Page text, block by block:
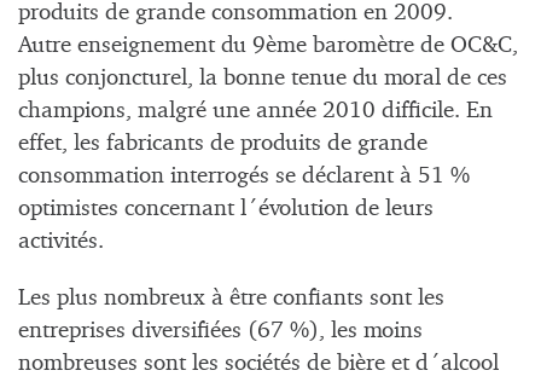
produits de grande consommation en 2009.
Autre enseignement du 9ème baromètre de OC&C,
plus conjoncturel, la bonne tenue du moral de ces
champions, malgré une année 2010 difficile. En
effet, les fabricants de produits de grande
consommation interrogés se déclarent à 51 %
optimistes concernant l´évolution de leurs
activités.
Les plus nombreux à être confiants sont les
entreprises diversifiées (67 %), les moins
nombreuses sont les sociétés de bière et d´alcool